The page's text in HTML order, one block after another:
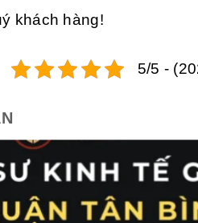
khách hàng!
5/5 -